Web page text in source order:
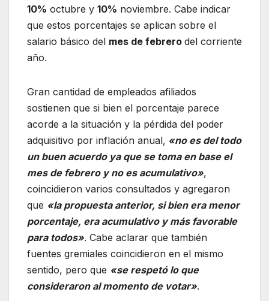
10% octubre y 10% noviembre. Cabe indicar
que estos porcentajes se aplican sobre el
salario básico del mes de febrero del corriente
año.
Gran cantidad de empleados afiliados
sostienen que si bien el porcentaje parece
acorde a la situación y la pérdida del poder
adquisitivo por inflación anual, «no es del todo
un buen acuerdo ya que se toma en base el
mes de febrero y no es acumulativo»,
coincidieron varios consultados y agregaron
que «la propuesta anterior, si bien era menor
porcentaje, era acumulativo y más favorable
para todos». Cabe aclarar que también
fuentes gremiales coincidieron en el mismo
sentido, pero que «se respetó lo que
consideraron al momento de votar».